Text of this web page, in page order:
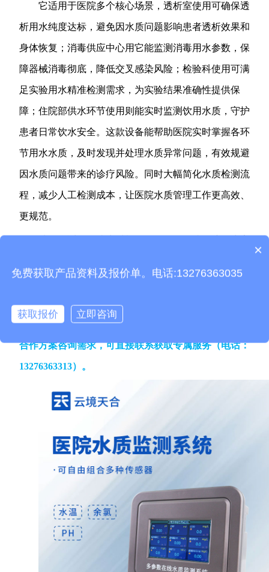
它适用于医院多个核心场景，透析室使用可确保透
析用水纯度达标，避免因水质问题影响患者透析效果和
身体恢复；消毒供应中心用它能监测消毒用水参数，保
障器械消毒彻底，降低交叉感染风险；检验科使用可满
足实验用水精准检测需求，为实验结果准确性提供保
障；住院部供水环节使用则能实时监测饮用水质，守护
患者日常饮水安全。这款设备能帮助医院实时掌握各环
节用水水质，及时发现并处理水质异常问题，有效规避
因水质问题带来的诊疗风险。同时大幅简化水质检测流
程，减少人工检测成本，让医院水质管理工作更高效、
更规范。
精准度、场景适配性和操作便捷性，能为医院水质管控
提供全方位支持，助力医院筑牢医疗用水安全防线，为
患者提供更可靠的诊疗环境。
合作方案咨询需求，可直接联系获取专属服务（电话：
13276363313） 。
设备有检测证书吗？
×
免费获取产品资料及报价单。电话:13276363035
获取报价 立即咨询